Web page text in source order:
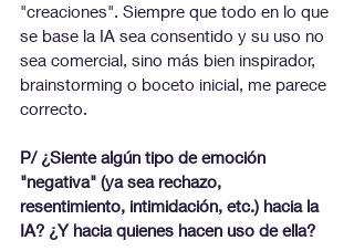
"creaciones". Siempre que todo en lo que
se base la IA sea consentido y su uso no
sea comercial, sino más bien inspirador,
brainstorming o boceto inicial, me parece
correcto.
P/ ¿Siente algún tipo de emoción
"negativa" (ya sea rechazo,
resentimiento, intimidación, etc.) hacia la
IA? ¿Y hacia quienes hacen uso de ella?